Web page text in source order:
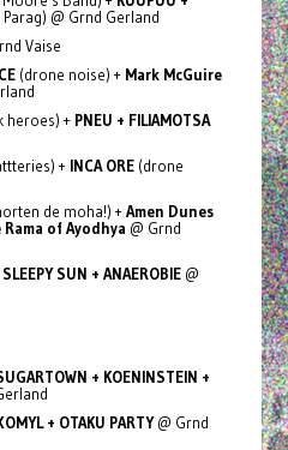
@ Grnd Gerland
Vaise
(drone noise) + Mark McGuire
heroes) + PNEU + FILIAMOTSA
+ INCA ORE(drone
de moha!) +Amen Dunes
Rama of Ayodhya @ Grnd
SUN + ANAEROBIE @
+ KOENINSTEIN +
+ OTAKU PARTY@ Grnd